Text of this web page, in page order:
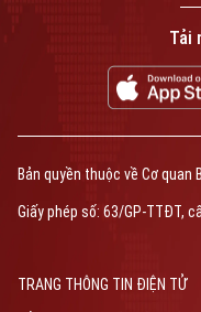
Bản quyền thuộc về Cơ quan
phép số: Số 63/GP-TTDT,
Số 3-5 Huỳnh Thúc Kháng-
Phó Giám đốc: Nguyễn Kim
Tải
Bản quyền thuộc về Cơ quan
Giấy phép số: 63/GP-TTĐT,
TRANG THÔNG TIN ĐIỆN TỬ